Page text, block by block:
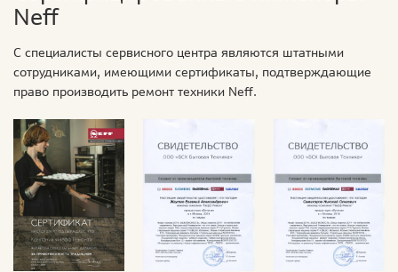
Neff
С специалисты сервисного центра являются штатными
сотрудниками, имеющими сертификаты, подтверждающие
право производить ремонт техники Neff.